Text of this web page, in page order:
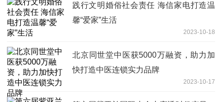
践行文明婚俗社会责任 海信家电打造温
馨“爱家”生活
2023-10-18
北京同世堂中医获5000万融资，助力加
快打造中医连锁实力品牌
2023-10-17